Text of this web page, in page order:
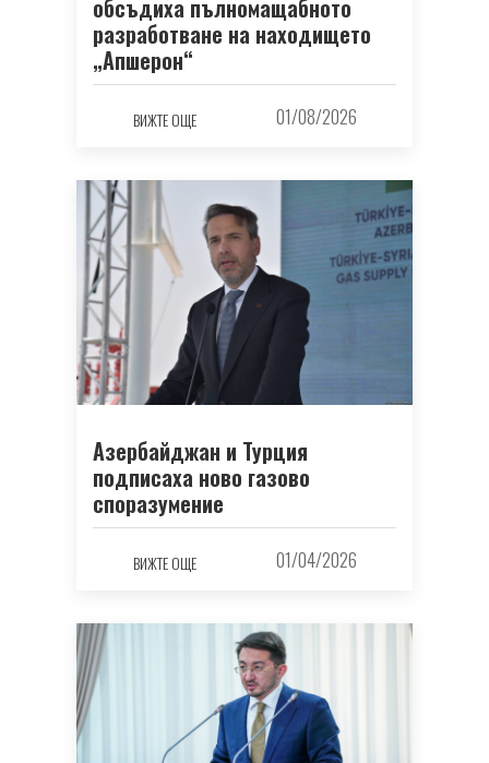
обсъдиха пълномащабното
разработване на находището
„Апшерон“
ВИЖТЕ ОЩЕ 01/08/2026
Азербайджан и Турция
подписаха ново газово
споразумение
ВИЖТЕ ОЩЕ 01/04/2026